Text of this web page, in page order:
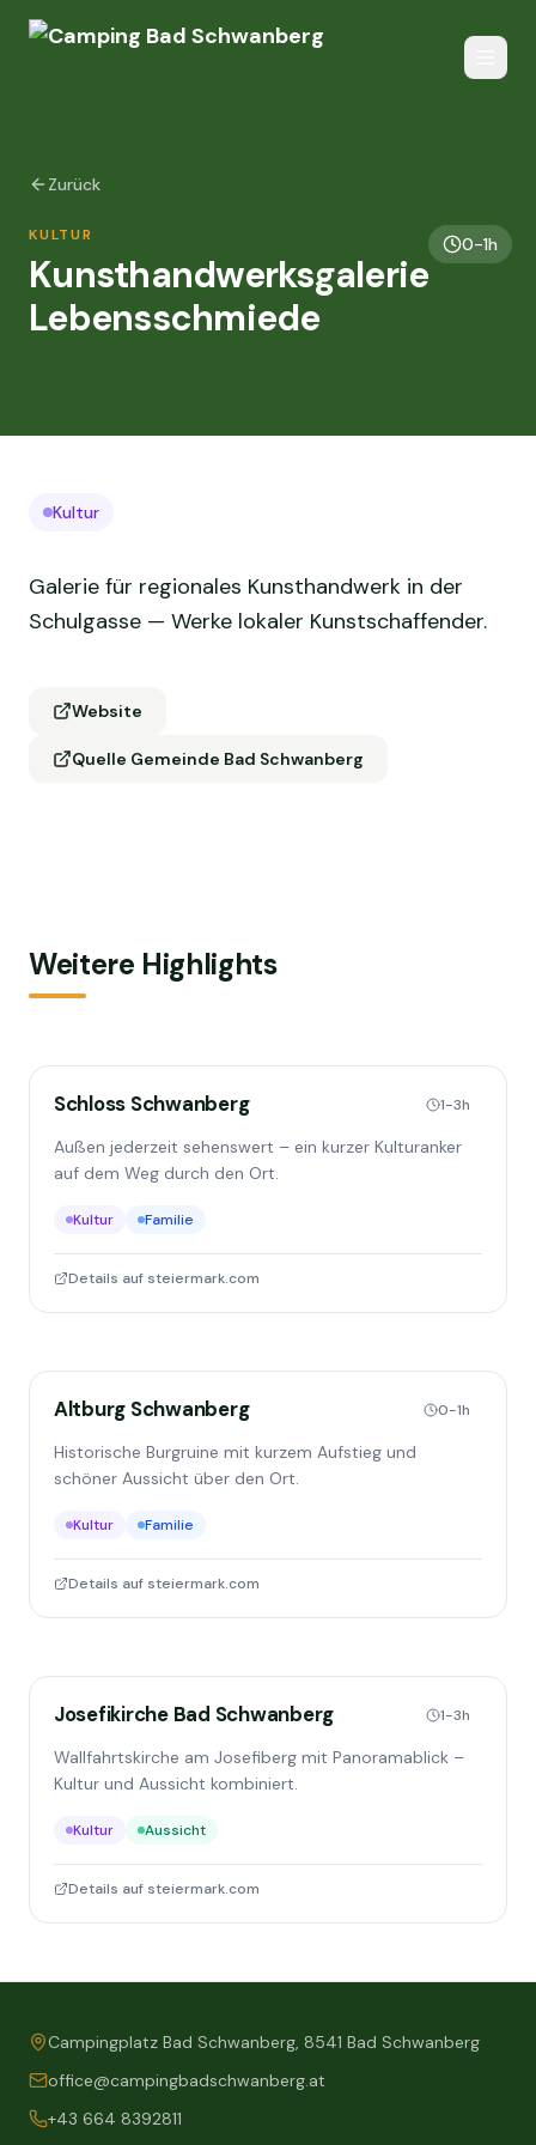
Zurück
KULTUR
Kunsthandwerksgalerie
Lebensschmiede
0-1h
Kultur
Galerie für regionales Kunsthandwerk in der
Schulgasse — Werke lokaler Kunstschaffender.
Website
Quelle Gemeinde Bad Schwanberg
Weitere Highlights
Schloss Schwanberg 1-3h
Außen jederzeit sehenswert – ein kurzer Kulturanker
auf dem Weg durch den Ort.
Kultur Familie
Details auf steiermark.com
Altburg Schwanberg 0-1h
Historische Burgruine mit kurzem Aufstieg und
schöner Aussicht über den Ort.
Kultur Familie
Details auf steiermark.com
Josefikirche Bad Schwanberg 1-3h
Wallfahrtskirche am Josefiberg mit Panoramablick –
Kultur und Aussicht kombiniert.
Kultur Aussicht
Details auf steiermark.com
Campingplatz Bad Schwanberg, 8541 Bad Schwanberg
office@campingbadschwanberg.at
+43 664 8392811